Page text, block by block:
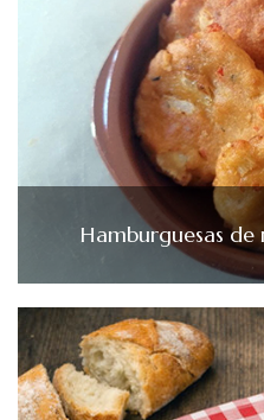
Hamburguesas